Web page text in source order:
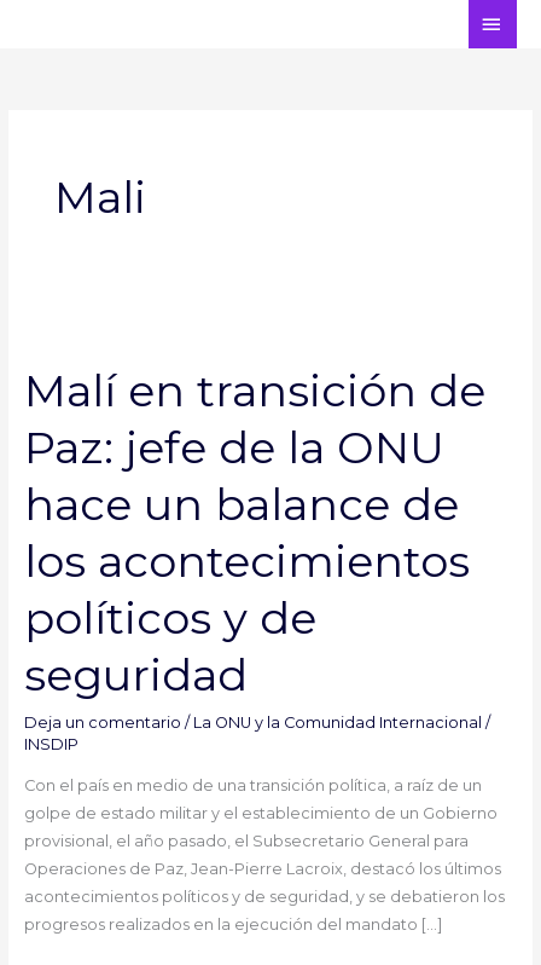
Mali
Malí en transición de
Paz: jefe de la ONU
hace un balance de
los acontecimientos
políticos y de
seguridad
Deja un comentario / La ONU y la Comunidad Internacional /
INSDIP
Con el país en medio de una transición política, a raíz de un
golpe de estado militar y el establecimiento de un Gobierno
provisional, el año pasado, el Subsecretario General para
Operaciones de Paz, Jean-Pierre Lacroix, destacó los últimos
acontecimientos políticos y de seguridad, y se debatieron los
progresos realizados en la ejecución del mandato […]
transición
de
Paz:
jefe
de
la
ONU
hace
balance
los
acontecimientos
políticos
seguridad